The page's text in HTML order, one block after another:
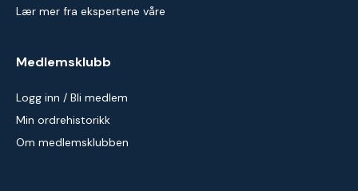
Lær mer fra ekspertene våre
Medlemsklubb
Logg inn / Bli medlem
Min ordrehistorikk
Om medlemsklubben